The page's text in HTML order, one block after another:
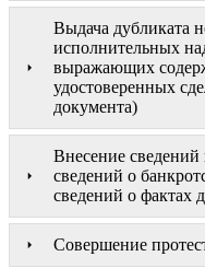
Выдача дубликата
исполнительных
выражающих
удостоверенных
документа)
Внесение
сведений о
сведений о фактах
Совершение